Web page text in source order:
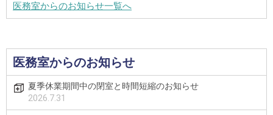
医務室からのお知らせ一覧へ
医務室からのお知らせ
夏季休業期間中の閉室と時間短縮のお知らせ
2026.7.31